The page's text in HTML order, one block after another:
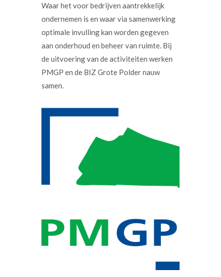
Waar het voor bedrijven aantrekkelijk
ondernemen is en waar via samenwerking
optimale invulling kan worden gegeven
aan onderhoud en beheer van ruimte. Bij
de uitvoering van de activiteiten werken
PMGP en de BIZ Grote Polder nauw
samen.